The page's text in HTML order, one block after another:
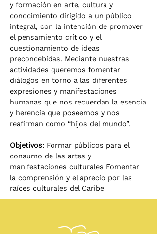
y formación en arte, cultura y
conocimiento dirigido a un público
integral, con la intención de promover
el pensamiento crítico y el
cuestionamiento de ideas
preconcebidas. Mediante nuestras
actividades queremos fomentar
diálogos en torno a las diferentes
expresiones y manifestaciones
humanas que nos recuerdan la esencia
y herencia que poseemos y nos
reafirman como “hijos del mundo”.
Objetivos: Formar públicos para el
consumo de las artes y
manifestaciones culturales Fomentar
la comprensión y el aprecio por las
raíces culturales del Caribe